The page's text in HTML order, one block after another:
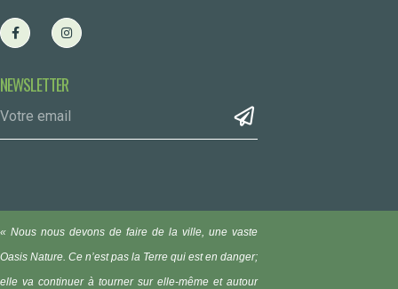
NEWSLETTER
« Nous nous devons de faire de la ville, une vaste
Oasis Nature. Ce n’est pas la Terre qui est en danger;
elle va continuer à tourner sur elle-même et autour